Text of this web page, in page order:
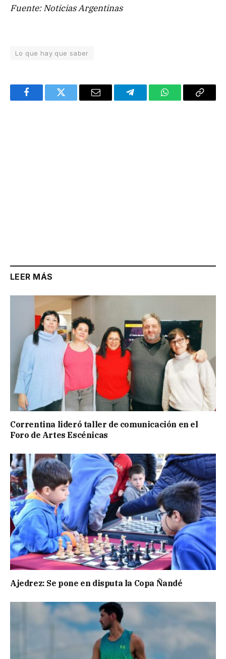
Fuente: Noticias Argentinas
Lo que hay que saber
FacebookTwitter Email TelegramWhatsAppCopy
LEER MÁS
Correntina lideró taller de comunicación en el
Foro de Artes Escénicas
Ajedrez: Se pone en disputa la Copa Ñandé